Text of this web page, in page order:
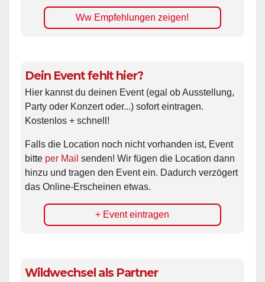
Ww Empfehlungen zeigen!
Dein Event fehlt hier?
Hier kannst du deinen Event (egal ob Ausstellung,
Party oder Konzert oder...) sofort eintragen.
Kostenlos + schnell!
Falls die Location noch nicht vorhanden ist, Event
bitte per Mail senden! Wir fügen die Location dann
hinzu und tragen den Event ein. Dadurch verzögert
das Online-Erscheinen etwas.
+ Event eintragen
Wildwechsel als Partner